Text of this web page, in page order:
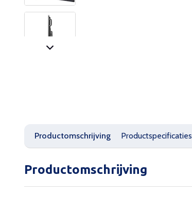
Productomschrijving Productspecificaties
Productomschrijving